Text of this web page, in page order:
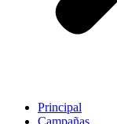
Principal
Campañas